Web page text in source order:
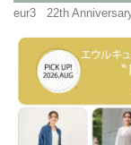
eur3 22th